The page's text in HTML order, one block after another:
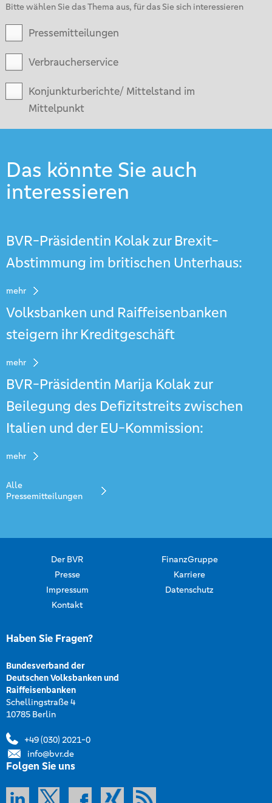
Bitte wählen Sie das Thema aus, für das Sie sich interessieren
Pressemitteilungen
Verbraucherservice
Konjunkturberichte/ Mittelstand im
Mittelpunkt
Das könnte Sie auch
interessieren
BVR-Präsidentin Kolak zur Brexit-
Abstimmung im britischen Unterhaus:
mehr
Volksbanken und Raiffeisenbanken
steigern ihr Kreditgeschäft
mehr
BVR-Präsidentin Marija Kolak zur
Beilegung des Defizitstreits zwischen
Italien und der EU-Kommission:
mehr
Alle
Pressemitteilungen
Der BVR
FinanzGruppe
Presse
Karriere
Impressum
Datenschutz
Kontakt
Haben Sie Fragen?
Bundesverband der
Deutschen Volksbanken und
Raiffeisenbanken
Schellingstraße 4
10785 Berlin
+49 (030) 2021-0
info@bvr.de
Folgen Sie uns